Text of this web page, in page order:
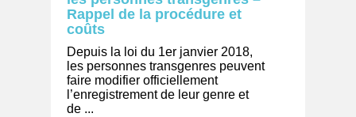
Rappel de la procédure et
coûts
Depuis la loi du 1er janvier 2018,
les personnes transgenres peuvent
faire modifier officiellement
l’enregistrement de leur genre et
de ...